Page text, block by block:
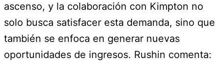
ascenso, y la colaboración con Kimpton no
solo busca satisfacer esta demanda, sino que
también se enfoca en generar nuevas
oportunidades de ingresos. Rushin comenta: